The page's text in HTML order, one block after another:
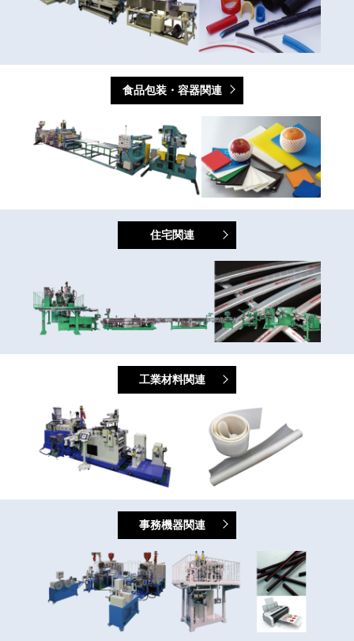
食品包装・容器関連
住宅関連
工業材料関連
事務機器関連